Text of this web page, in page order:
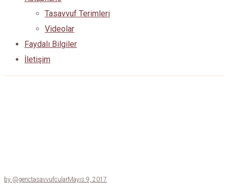
Tasavvuf Terimleri
Videolar
Faydalı Bilgiler
İletişim
by @genctasavvufcularMayıs 9, 2017